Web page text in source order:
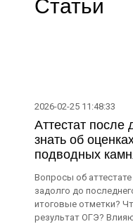
Статьи
2026-02-25 11:48:33
Аттестат после
знать об
подводных
Вопросы об
задолго до
итоговые отметки?
результат ОГЭ?